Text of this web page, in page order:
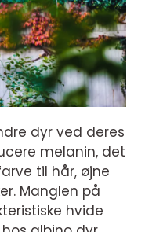
dyr ved deres
melanin, det
til hår, øjne
Manglen på
hvide